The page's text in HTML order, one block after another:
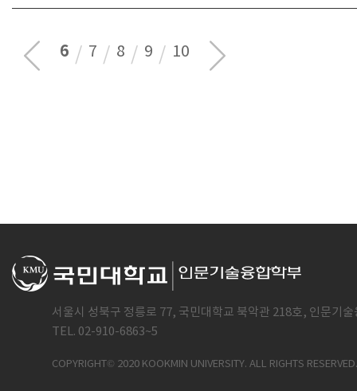
6 7 8 9 10
서울시 성북구 정릉로 77, 국민대학교 북악관 218호, 인문기
TEL. 02-910-6863~5
COPYRIGHT© 2020 KOOKMIN UNIVERSITY. ALL RIGHTS RESERVED.